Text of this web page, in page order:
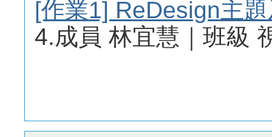
[作業1] ReDesign主
4.成員 林宜慧｜班級